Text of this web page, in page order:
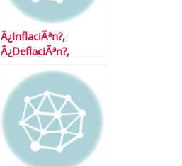
Â¿InflaciÃ³n?,
Â¿DeflaciÃ³n?,
las materias primas?